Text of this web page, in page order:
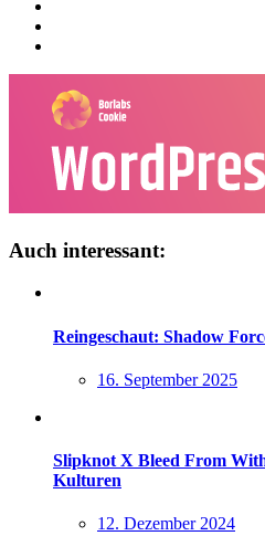
Auch interessant:
Reingeschaut: Shadow
16. September 2025
Slipknot X Bleed From
Kulturen
12. Dezember 2024